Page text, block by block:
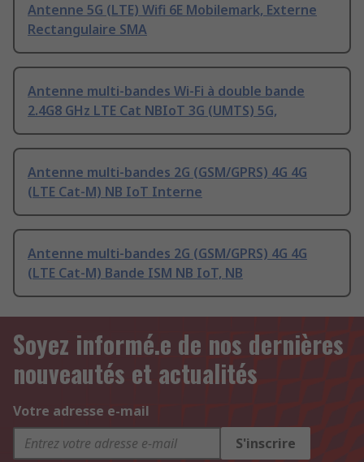
Antenne 5G (LTE) Wifi 6E Mobilemark, Externe
Rectangulaire SMA
Antenne multi-bandes Wi-Fi à double bande
2.4G8 GHz LTE Cat NBIoT 3G (UMTS) 5G,
Antenne multi-bandes 2G (GSM/GPRS) 4G 4G
(LTE Cat-M) NB IoT Interne
Antenne multi-bandes 2G (GSM/GPRS) 4G 4G
(LTE Cat-M) Bande ISM NB IoT, NB
Soyez informé.e de nos dernières
nouveautés et actualités
Votre adresse e-mail
S'inscrire